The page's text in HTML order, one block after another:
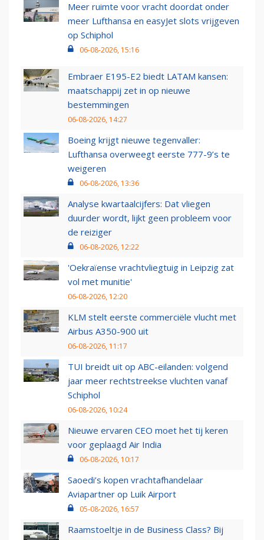
Meer ruimte voor vracht doordat onder
meer Lufthansa en easyJet slots vrijgeven
op Schiphol
06-08-2026, 15:16
Embraer E195-E2 biedt LATAM kansen:
maatschappij zet in op nieuwe
bestemmingen
06-08-2026, 14:27
Boeing krijgt nieuwe tegenvaller:
Lufthansa overweegt eerste 777-9’s te
weigeren
06-08-2026, 13:36
Analyse kwartaalcijfers: Dat vliegen
duurder wordt, lijkt geen probleem voor
de reiziger
06-08-2026, 12:22
'Oekraïense vrachtvliegtuig in Leipzig zat
vol met munitie'
06-08-2026, 12:20
KLM stelt eerste commerciële vlucht met
Airbus A350-900 uit
06-08-2026, 11:17
TUI breidt uit op ABC-eilanden: volgend
jaar meer rechtstreekse vluchten vanaf
Schiphol
06-08-2026, 10:24
Nieuwe ervaren CEO moet het tij keren
voor geplaagd Air India
06-08-2026, 10:17
Saoedi’s kopen vrachtafhandelaar
Aviapartner op Luik Airport
05-08-2026, 16:57
Raamstoeltje in de Business Class? Bij